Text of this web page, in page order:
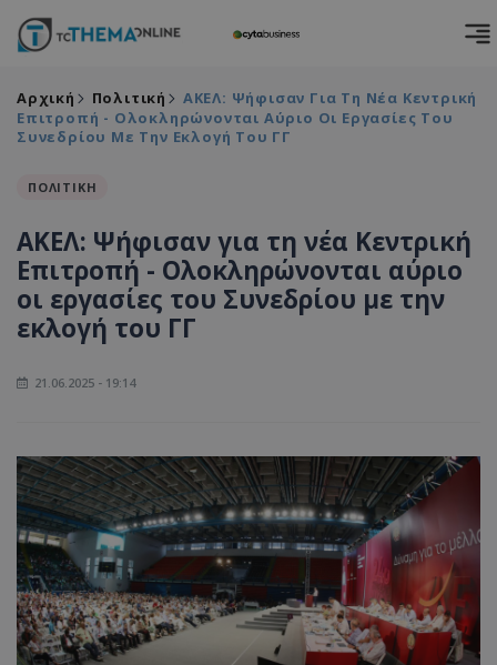
Αρχική Πολιτική
ΑΚΕΛ: Ψήφισαν Για Τη Νέα Κεντρική
Επιτροπή - Ολοκληρώνονται Αύριο Οι Εργασίες Του
Συνεδρίου Με Την Εκλογή Του ΓΓ
ΠΟΛΙΤΙΚΗ
ΑΚΕΛ: Ψήφισαν για τη νέα Κεντρική
Επιτροπή - Ολοκληρώνονται αύριο
οι εργασίες του Συνεδρίου με την
εκλογή του ΓΓ
21.06.2025 - 19:14